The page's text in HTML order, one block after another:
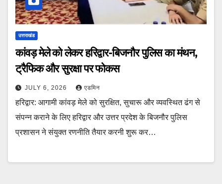
उत्तराखंड
कांवड़ मेले को लेकर हरिद्वार-बिजनौर पुलिस का मंथन,
ट्रैफिक और सुरक्षा पर फोकस
JULY 6, 2026 एडमिन
हरिद्वार: आगामी कांवड़ मेले को सुरक्षित, सुचारू और व्यवस्थित ढंग से
संपन्न कराने के लिए हरिद्वार और उत्तर प्रदेश के बिजनौर पुलिस
प्रशासन ने संयुक्त रणनीति तैयार करनी शुरू कर…